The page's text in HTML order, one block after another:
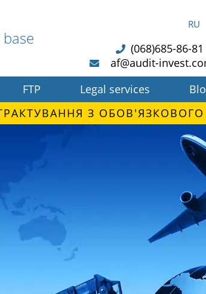
RU
(068)685-86-81
af@audit-
FTP Legal services
З ОБОВ'ЯЗКОВОГО